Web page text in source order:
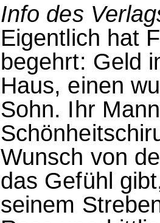
Info des
Eigentlich hat
begehrt: Geld
Haus, einen
Sohn. Ihr
Wunsch von
das Gefühl
seinem